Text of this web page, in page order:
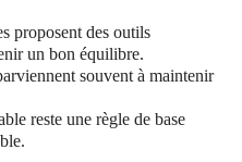
proposent des outils
un bon équilibre.
souvent à maintenir
reste une règle de base